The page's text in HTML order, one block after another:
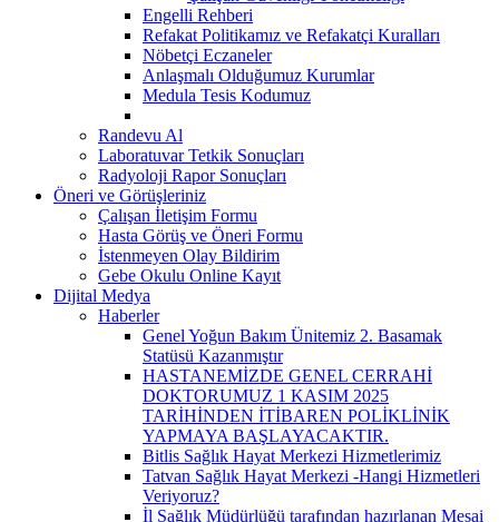
Engelli Rehberi
Refakat Politikamız ve Refakatçi Kuralları
Nöbetçi Eczaneler
Anlaşmalı Olduğumuz Kurumlar
Medula Tesis Kodumuz
Randevu Al
Laboratuvar Tetkik Sonuçları
Radyoloji Rapor Sonuçları
Öneri ve Görüşleriniz
Çalışan İletişim Formu
Hasta Görüş ve Öneri Formu
İstenmeyen Olay Bildirim
Gebe Okulu Online Kayıt
Dijital Medya
Haberler
Genel Yoğun Bakım Ünitemiz 2. Basamak
Statüsü Kazanmıştır
HASTANEMİZDE GENEL CERRAHİ
DOKTORUMUZ 1 KASIM 2025
TARİHİNDEN İTİBAREN POLİKLİNİK
YAPMAYA BAŞLAYACAKTIR.
Bitlis Sağlık Hayat Merkezi Hizmetlerimiz
Tatvan Sağlık Hayat Merkezi -Hangi Hizmetleri
Veriyoruz?
İl Sağlık Müdürlüğü tarafından hazırlanan Mesai